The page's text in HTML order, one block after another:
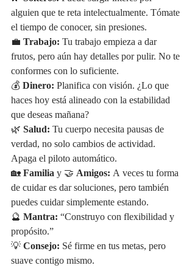
alguien que te reta intelectualmente. Tómate
el tiempo de conocer, sin presiones.
💼 Trabajo: Tu trabajo empieza a dar
frutos, pero aún hay detalles por pulir. No te
conformes con lo suficiente.
💰 Dinero: Planifica con visión. ¿Lo que
haces hoy está alineado con la estabilidad
que deseas mañana?
🌿 Salud: Tu cuerpo necesita pausas de
verdad, no solo cambios de actividad.
Apaga el piloto automático.
🏡 Familia y 🤝 Amigos: A veces tu forma
de cuidar es dar soluciones, pero también
puedes cuidar simplemente estando.
🔮 Mantra: “Construyo con flexibilidad y
propósito.”
💡 Consejo: Sé firme en tus metas, pero
suave contigo mismo.